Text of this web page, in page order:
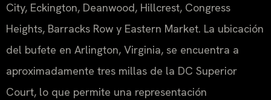
City, Eckington, Deanwood, Hillcrest, Congress
Heights, Barracks Row y Eastern Market. La ubicación
del bufete en Arlington, Virginia, se encuentra a
aproximadamente tres millas de la DC Superior
Court, lo que permite una representación